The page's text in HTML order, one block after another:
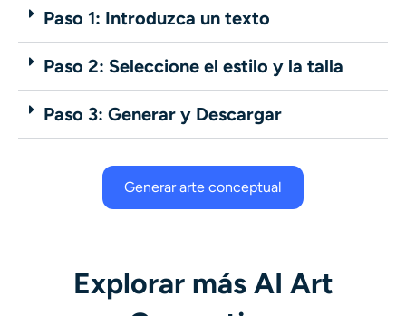
Paso 1: Introduzca un texto
Paso 2: Seleccione el estilo y la talla
Paso 3: Generar y Descargar
Generar arte conceptual
Explorar más AI Art